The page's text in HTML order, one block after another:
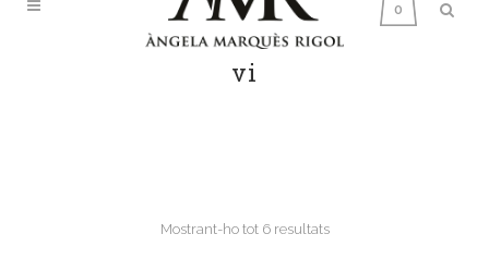
0
vi
Mostrant-ho tot 6 resultats